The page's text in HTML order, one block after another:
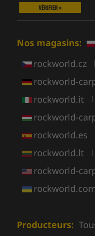
VÉRIFIER »
Nos magasins:
rockworld.cz |
rockworld-
rockworld.it |
rockworld-
rockworld.es
rockworld.lt |
rockworld-
Producteurs: